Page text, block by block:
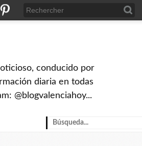
conducido por
diaria en todas
@blogvalenciahoy...